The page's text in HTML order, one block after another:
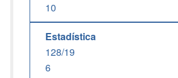
10
Estadística
128/19
6